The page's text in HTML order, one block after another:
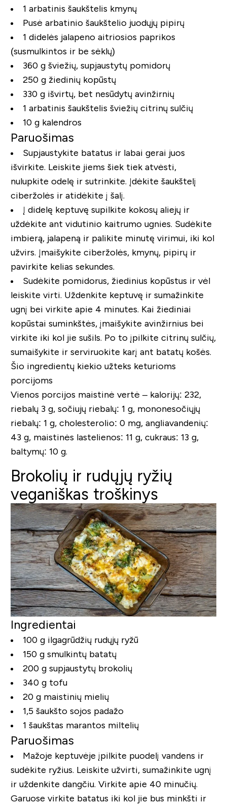
1 arbatinis šaukštelis kmynų
Pusė arbatinio šaukštelio juodųjų pipirų
1 didelės jalapeno aitriosios paprikos
(susmulkintos ir be sėklų)
360 g šviežių, supjaustytų pomidorų
250 g žiedinių kopūstų
330 g išvirtų, bet nesūdytų avinžirnių
1 arbatinis šaukštelis šviežių citrinų sulčių
10 g kalendros
Paruošimas
Supjaustykite batatus ir labai gerai juos
išvirkite. Leiskite jiems šiek tiek atvėsti,
nulupkite odelę ir sutrinkite. Įdėkite šaukštelį
ciberžolės ir atidėkite į šalį.
Į didelę keptuvę supilkite kokosų aliejų ir
uždėkite ant vidutinio kaitrumo ugnies. Sudėkite
imbierą, jalapeną ir palikite minutę virimui, iki kol
užvirs. Įmaišykite ciberžolės, kmynų, pipirų ir
pavirkite kelias sekundes.
Sudėkite pomidorus, žiedinius kopūstus ir vėl
leiskite virti. Uždenkite keptuvę ir sumažinkite
ugnį bei virkite apie 4 minutes. Kai žiediniai
kopūstai suminkštės, įmaišykite avinžirnius bei
virkite iki kol jie sušils. Po to įpilkite citrinų sulčių,
sumaišykite ir serviruokite karį ant batatų košės.
Šio ingredientų kiekio užteks keturioms
porcijoms
Vienos porcijos maistinė vertė – kalorijų: 232,
riebalų 3 g, sočiujų riebalų: 1 g, mononesočiųjų
riebalų: 1 g, cholesterolio: 0 mg, angliavandenių:
43 g, maistinės lastelienos: 11 g, cukraus: 13 g,
baltymų: 10 g.
Brokolių ir rudųjų ryžių
veganiškas troškinys
Ingredientai
100 g ilgagrūdžių rudųjų ryžū
150 g smulkintų batatų
200 g supjaustytų brokolių
340 g tofu
20 g maistinių mielių
1,5 šaukšto sojos padažo
1 šaukštas marantos miltelių
Paruošimas
Mažoje keptuvėje įpilkite puodelį vandens ir
sudėkite ryžius. Leiskite užvirti, sumažinkite ugnį
ir uždenkite dangčiu. Virkite apie 40 minučių.
Garuose virkite batatus iki kol jie bus minkšti ir